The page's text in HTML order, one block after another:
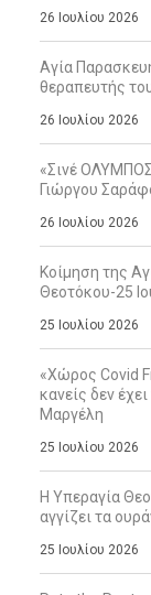
26 Ιουλίου 2026
Αγία
θεραπευτής
26 Ιουλίου 2026
«Σινέ
Γιώργου
26 Ιουλίου 2026
Κοίμηση της
Θεοτόκου-25
25 Ιουλίου 2026
«Χώρος Covid
κανείς δεν
Μαργέλη
25 Ιουλίου 2026
Η Υπεραγία
αγγίζει τα
25 Ιουλίου 2026